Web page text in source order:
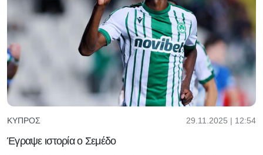
ΚΎΠΡΟΣ 29.11.2025 | 12:54
Έγραψε ιστορία ο Σεμέδο